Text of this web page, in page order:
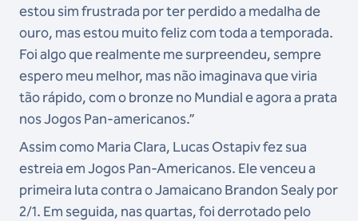
estou sim frustrada por ter perdido a medalha de
ouro, mas estou muito feliz com toda a temporada.
Foi algo que realmente me surpreendeu, sempre
espero meu melhor, mas não imaginava que viria
tão rápido, com o bronze no Mundial e agora a prata
nos Jogos Pan-americanos.”
Assim como Maria Clara, Lucas Ostapiv fez sua
estreia em Jogos Pan-Americanos. Ele venceu a
primeira luta contra o Jamaicano Brandon Sealy por
2/1. Em seguida, nas quartas, foi derrotado pelo